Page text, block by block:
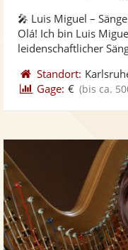
🎤 Luis Miguel –
Olá! Ich bin Luis
leidenschaftlicher
Standort:
Gage: € (bis ca.